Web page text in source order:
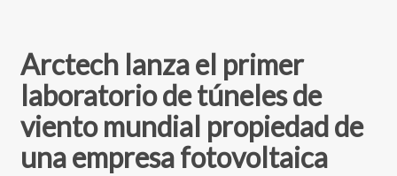
Arctech lanza el primer
laboratorio de túneles de
viento mundial propiedad de
una empresa fotovoltaica